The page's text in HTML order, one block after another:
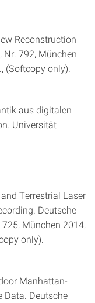
Reconstruction
Nr. 792, München
(Softcopy only).
aus digitalen
Universität
Terrestrial Laser
Deutsche
München 2014,
only).
Manhattan-
Data. Deutsche